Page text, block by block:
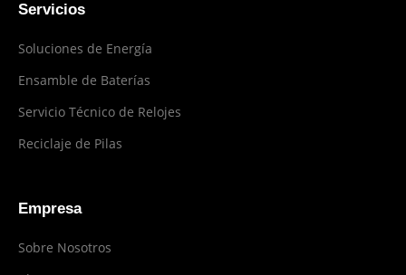
Servicios
Soluciones de Energía
Ensamble de Baterías
Servicio Técnico de Relojes
Reciclaje de Pilas
Empresa
Sobre Nosotros